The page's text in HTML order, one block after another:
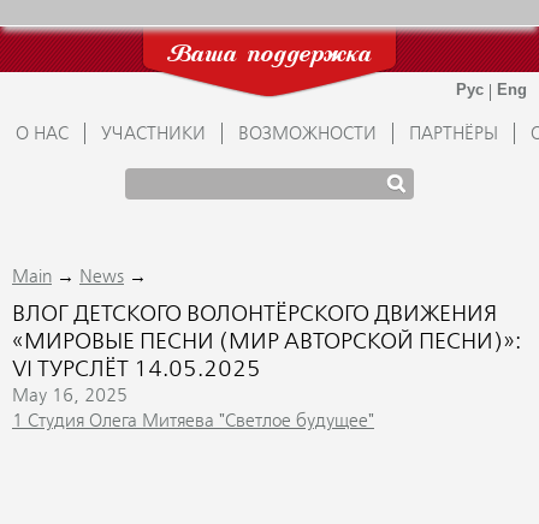
Ваша поддержка
О НАС УЧАСТНИКИ ВОЗМОЖНОСТИ ПАРТНЁРЫ
Main → News →
ВЛОГ ДЕТСКОГО ВОЛОНТЁРСКОГО ДВИЖЕНИЯ
«МИРОВЫЕ ПЕСНИ (МИР АВТОРСКОЙ ПЕСНИ)»:
VI ТУРСЛЁТ 14.05.2025
May 16, 2025
1 Студия Олега Митяева "Светлое будущее"